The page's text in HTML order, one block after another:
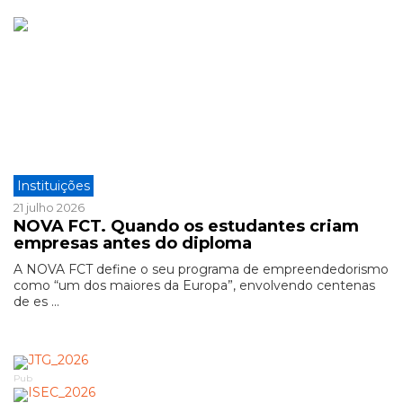
Instituições
21 julho 2026
NOVA FCT. Quando os estudantes criam
empresas antes do diploma
A NOVA FCT define o seu programa de empreendedorismo
como “um dos maiores da Europa”, envolvendo centenas
de es ...
Pub